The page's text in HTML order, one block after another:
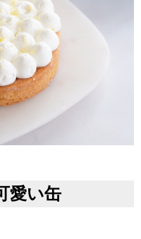
愛い缶